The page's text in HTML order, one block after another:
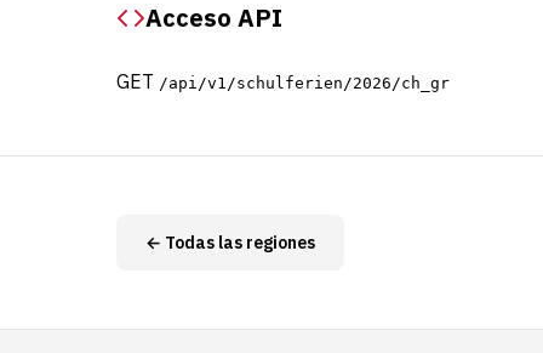
Acceso API
GET /api/v1/schulferien/2026/ch_gr
← Todas las regiones